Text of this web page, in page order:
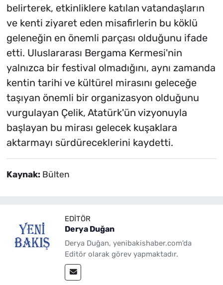
belirterek, etkinliklere katılan vatandaşların
ve kenti ziyaret eden misafirlerin bu köklü
geleneğin en önemli parçası olduğunu ifade
etti. Uluslararası Bergama Kermesi'nin
yalnızca bir festival olmadığını, aynı zamanda
kentin tarihi ve kültürel mirasını geleceğe
taşıyan önemli bir organizasyon olduğunu
vurgulayan Çelik, Atatürk'ün vizyonuyla
başlayan bu mirası gelecek kuşaklara
aktarmayı sürdüreceklerini kaydetti.
Kaynak: Bülten
EDITÖR
Derya Duğan
Derya Duğan, yenibakishaber.com'da
Editör olarak görev yapmaktadır.